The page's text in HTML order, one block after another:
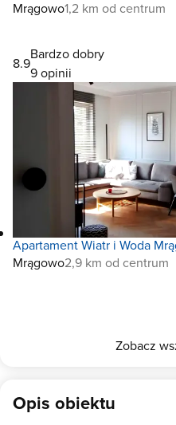
Mrągowo1,2 km od centrum
8.9
Bardzo dobry
9 opinii
Apartament Wiatr i Woda
Mrągowo2,9 km od centrum
Zobacz
Opis obiektu